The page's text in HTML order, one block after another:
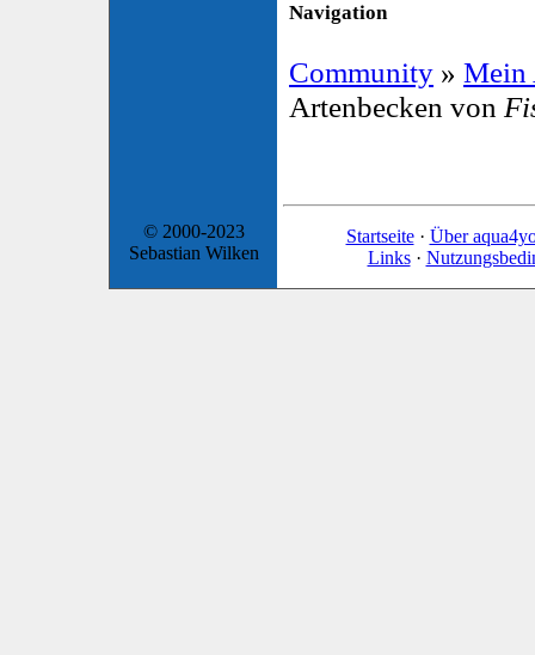
Navigation
Community » Mein
Artenbecken von
© 2000-2023
Sebastian Wilken
Startseite· Über
Links·